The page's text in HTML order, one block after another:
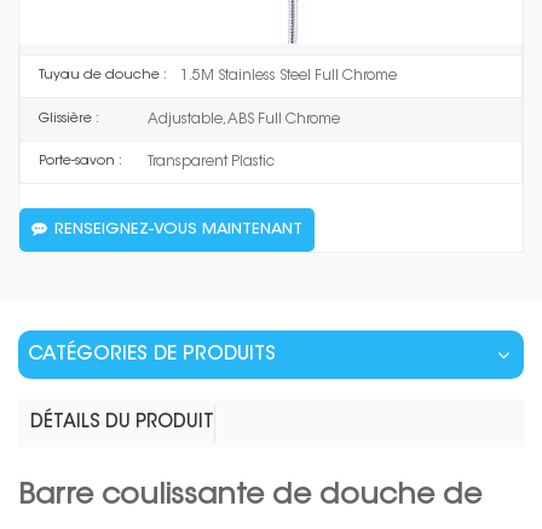
2 Functions: Bubbling / Spray, ABS Full Chrome
Tuyau de douche : 1.5M Stainless Steel Full Chrome
Glissière : Adjustable, ABS Full Chrome
Porte-savon : Transparent Plastic
RENSEIGNEZ-VOUS MAINTENANT
CATÉGORIES DE PRODUITS
DÉTAILS DU PRODUIT
Barre coulissante de douche de